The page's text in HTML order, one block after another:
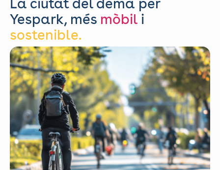
La ciutat del demà per
Yespark, més mòbil i
sostenible.